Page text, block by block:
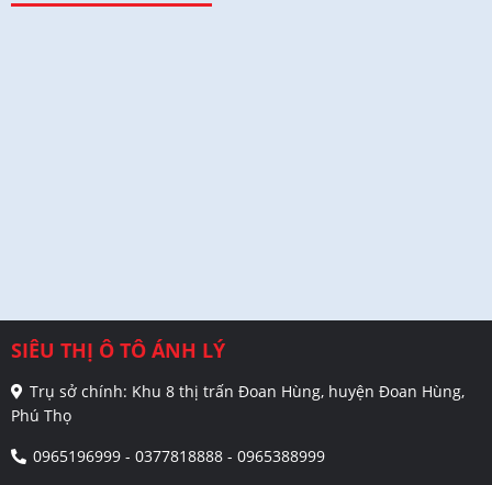
SIÊU THỊ Ô TÔ ÁNH LÝ
Trụ sở chính: Khu 8 thị trấn Đoan Hùng, huyện Đoan Hùng,
Phú Thọ
0965196999 - 0377818888 - 0965388999